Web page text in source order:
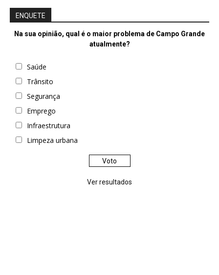
ENQUETE
Na sua opinião, qual é o maior problema de Campo Grande
atualmente?
Saúde
Trânsito
Segurança
Emprego
Infraestrutura
Limpeza urbana
Ver resultados